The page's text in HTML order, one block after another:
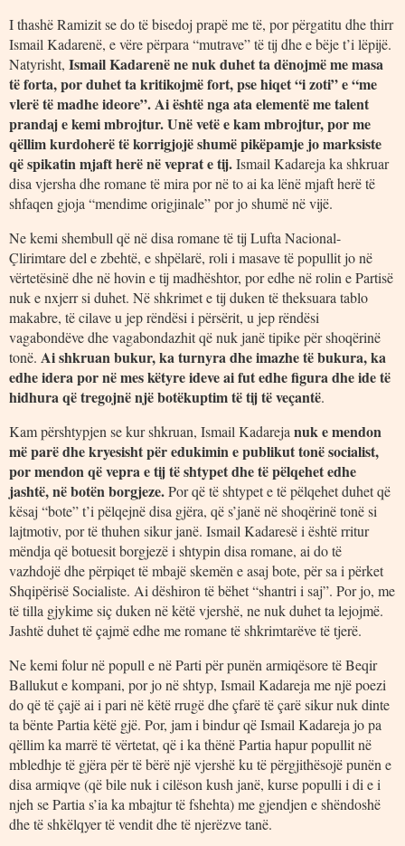
I thashë Ramizit se do të bisedoj prapë me të, por përgatitu dhe thirr
Ismail Kadarenë, e vëre përpara “mutrave” të tij dhe e bëje t’i lëpijë.
Natyrisht, Ismail Kadarenë ne nuk duhet ta dënojmë me masa
të forta, por duhet ta kritikojmë fort, pse hiqet “i zoti” e “me
vlerë të madhe ideore”. Ai është nga ata elementë me talent
prandaj e kemi mbrojtur. Unë vetë e kam mbrojtur, por me
qëllim kurdoherë të korrigjojë shumë pikëpamje jo marksiste
që spikatin mjaft herë në veprat e tij.Ismail Kadareja ka shkruar
disa vjersha dhe romane të mira por në to ai ka lënë mjaft herë të
shfaqen gjoja “mendime origjinale” por jo shumë në vijë.
Ne kemi shembull që në disa romane të tij Lufta Nacional-
Çlirimtare del e zbehtë, e shpëlarë, roli i masave të popullit jo në
vërtetësinë dhe në hovin e tij madhështor, por edhe në rolin e Partisë
nuk e nxjerr si duhet. Në shkrimet e tij duken të theksuara tablo
makabre, të cilave u jep rëndësi i përsërit, u jep rëndësi
vagabondëve dhe vagabondazhit që nuk janë tipike për shoqërinë
tonë. Ai shkruan bukur, ka turnyra dhe imazhe të bukura, ka
edhe idera por në mes këtyre ideve ai fut edhe figura dhe ide të
hidhura që tregojnë një botëkuptim të tij të veçantë.
Kam përshtypjen se kur shkruan, Ismail Kadareja nuk e mendon
më parë dhe kryesisht për edukimin e publikut tonë socialist,
por mendon që vepra e tij të shtypet dhe të pëlqehet edhe
jashtë, në botën borgjeze.Por që të shtypet e të pëlqehet duhet që
kësaj “bote” t’i pëlqejnë disa gjëra, që s’janë në shoqërinë tonë si
lajtmotiv, por të thuhen sikur janë. Ismail Kadaresë i është rritur
mëndja që botuesit borgjezë i shtypin disa romane, ai do të
vazhdojë dhe përpiqet të mbajë skemën e asaj bote, për sa i përket
Shqipërisë Socialiste. Ai dëshiron të bëhet “shantri i saj”. Por jo, me
të tilla gjykime siç duken në këtë vjershë, ne nuk duhet ta lejojmë.
Jashtë duhet të çajmë edhe me romane të shkrimtarëve të tjerë.
Ne kemi folur në popull e në Parti për punën armiqësore të Beqir
Ballukut e kompani, por jo në shtyp, Ismail Kadareja me një poezi
do që të çajë ai i pari në këtë rrugë dhe çfarë të çarë sikur nuk dinte
ta bënte Partia këtë gjë. Por, jam i bindur që Ismail Kadareja jo pa
qëllim ka marrë të vërtetat, që i ka thënë Partia hapur popullit në
mbledhje të gjëra për të bërë një vjershë ku të përgjithësojë punën e
disa armiqve (që bile nuk i cilëson kush janë, kurse populli i di e i
njeh se Partia s’ia ka mbajtur të fshehta) me gjendjen e shëndoshë
dhe të shkëlqyer të vendit dhe të njerëzve tanë.